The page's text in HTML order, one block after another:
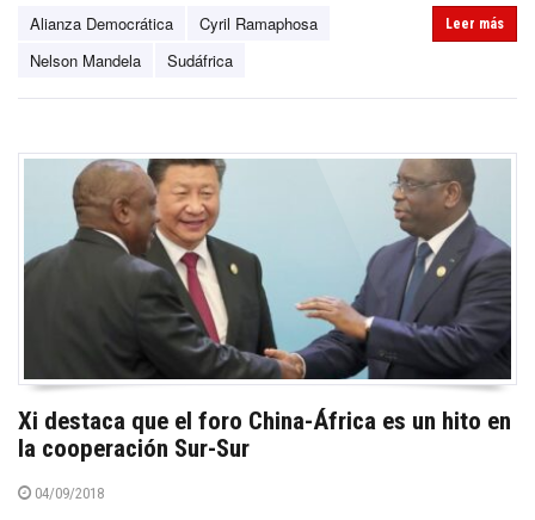
Alianza Democrática
Cyril Ramaphosa
Nelson Mandela
Sudáfrica
Leer más
Xi destaca que el foro China-África es un hito en
la cooperación Sur-Sur
04/09/2018